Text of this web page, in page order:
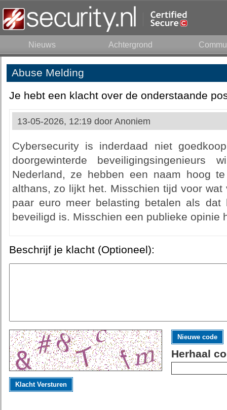
Nieuws Achtergrond
Abuse Melding
Je hebt een klacht over de onderstaande
13-05-2026, 12:19 door Anoniem
Cybersecurity is inderdaad niet
doorgewinterde
Nederland, ze hebben een naam hoog
althans, zo lijkt het. Misschien tijd voor
paar euro meer belasting betalen als
beveiligd is. Misschien een publieke opinie
Beschrijf je klacht (Optioneel):
Nieuwe code
Herhaal
Klacht Versturen